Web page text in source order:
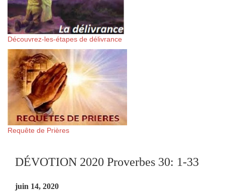
Découvrez-les-étapes de délivrance
Requête de Prières
DÉVOTION 2020 Proverbes 30: 1-33
juin 14, 2020